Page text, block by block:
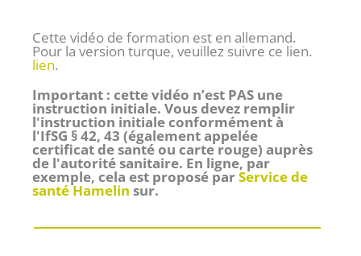
Cette vidéo de formation est en allemand.
Pour la version turque, veuillez suivre ce lien.
lien.
Important : cette vidéo n’est PAS une
instruction initiale. Vous devez remplir
l'instruction initiale conformément à
l'IfSG § 42, 43 (également appelée
certificat de santé ou carte rouge) auprès
de l'autorité sanitaire. En ligne, par
exemple, cela est proposé parService de
santé Hamelin sur.